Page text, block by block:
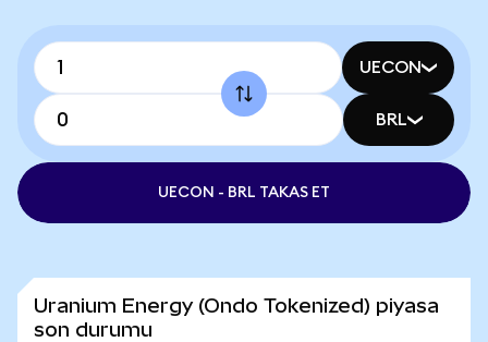
UECON
BRL
UECON - BRL TAKAS ET
Uranium Energy (Ondo Tokenized) piyasa
son durumu